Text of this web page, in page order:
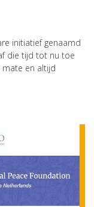
initiatief genaamd
die tijd tot nu toe
mate en altijd